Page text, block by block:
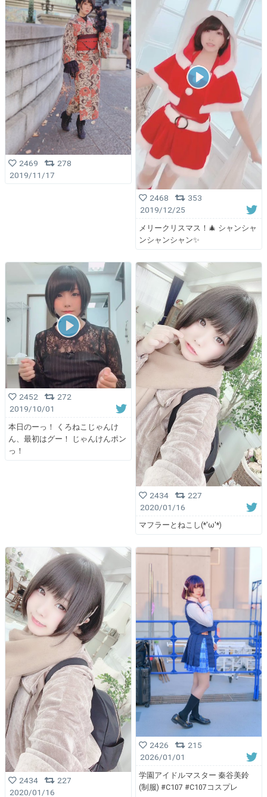
2469
278
2019/11/17
2468
353
2019/12/25
メリークリスマス！🎄 シャンシャ
ンシャンシャン✨
2452
272
2019/10/01
本日のーっ！ くろねこじゃんけ
ん、最初はグー！ じゃんけんポン
っ！
2434
227
2020/01/16
マフラーとねこし(*'ω'*)
2434
227
2020/01/16
2426
215
2026/01/01
学園アイドルマスター 秦谷美鈴
(制服) #C107 #C107コスプレ